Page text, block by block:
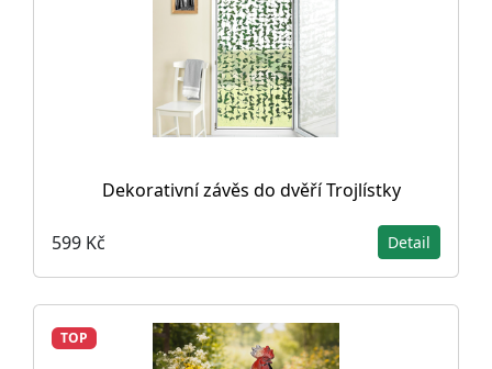
Dekorativní závěs do dvěří Trojlístky
599 Kč Detail
TOP